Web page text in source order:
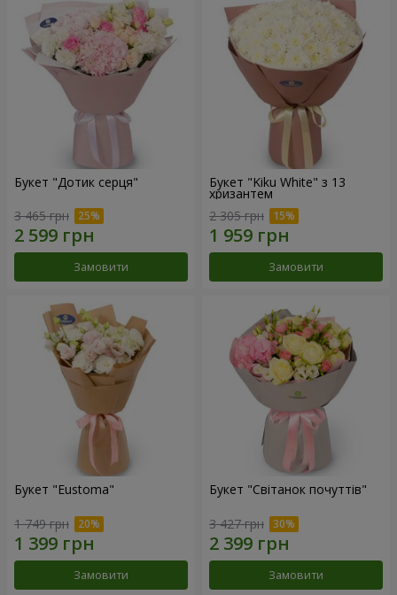
Букет "Дотик серця"
3 465 грн
Замовити
Букет "Kiku White" з 13
хризантем
2 305 грн
Замовити
Букет "Eustoma"
1 749 грн
Замовити
Букет "Світанок почуттів"
3 427 грн
Замовити